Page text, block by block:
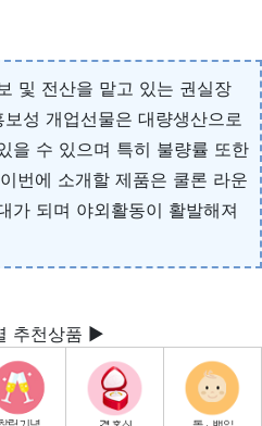
및 전산을 맡고 있는 권실장
성 개업선물은 대량생산으로
을 수 있으며 특히 불량률 또한
이번에 소개할 제품은 쿨론 라운
가 되며 야외활동이 활발해져
추천상품 ▶